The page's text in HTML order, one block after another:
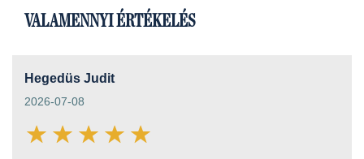
VALAMENNYI ÉRTÉKELÉS
Hegedüs Judit
2026-07-08